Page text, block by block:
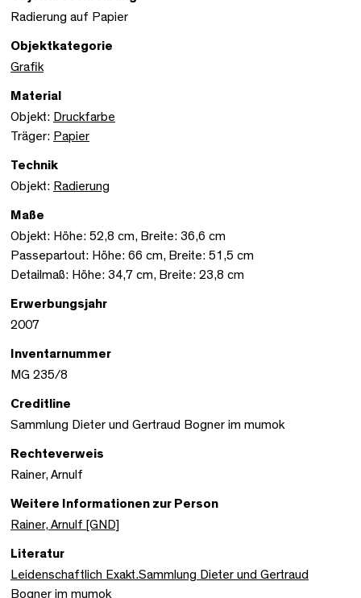
Radierung auf Papier
Objektkategorie
Grafik
Material
Objekt: Druckfarbe
Träger: Papier
Technik
Objekt: Radierung
Maße
Objekt: Höhe: 52,8 cm, Breite: 36,6 cm
Passepartout: Höhe: 66 cm, Breite: 51,5 cm
Detailmaß: Höhe: 34,7 cm, Breite: 23,8 cm
Erwerbungsjahr
2007
Inventarnummer
MG 235/8
Creditline
Sammlung Dieter und Gertraud Bogner im mumok
Rechteverweis
Rainer, Arnulf
Weitere Informationen zur Person
Rainer, Arnulf [GND]
Literatur
Leidenschaftlich Exakt.Sammlung Dieter und Gertraud
Bogner im mumok